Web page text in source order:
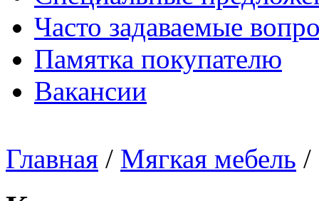
Часто задаваемые
Памятка покупателю
Вакансии
Главная / Мягкая мебель /